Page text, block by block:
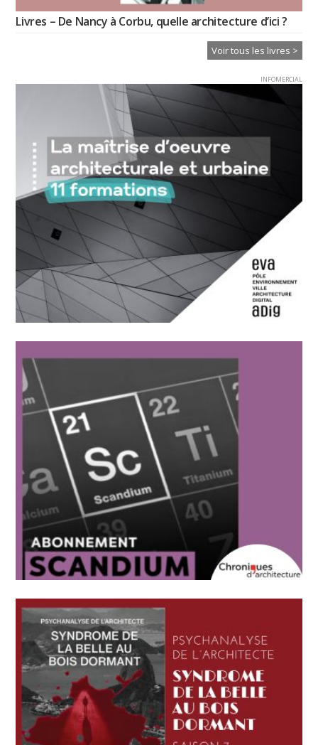
Livres – De Nancy à Corbu, quelle architecture d’ici ?
Voir tous les livres >
INFOMERCIAL